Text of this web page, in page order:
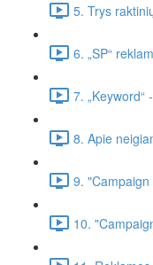
5. Trys
6. „SP“
7. „Keyword“
8. Apie
9.
10.